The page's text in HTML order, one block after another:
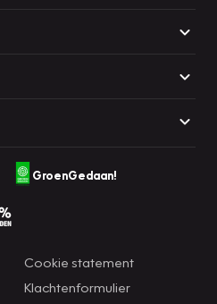
GroenGedaan!
Cookie statement
Klachtenformulier